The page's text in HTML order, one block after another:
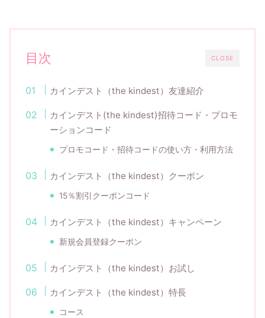
CLOSE
目次
カインデスト（the kindest）友達紹介
カインデスト(the kindest)招待コード・プロモ
ーションコード
プロモコード・招待コードの使い方・利用方法
カインデスト（the kindest）クーポン
15％割引クーポンコード
カインデスト（the kindest）キャンペーン
新規会員登録クーポン
カインデスト（the kindest）お試し
カインデスト（the kindest）特長
コース